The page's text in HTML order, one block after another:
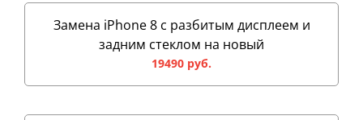
Замена iPhone 8 с разбитым дисплеем и
задним стеклом на новый
19490 руб.